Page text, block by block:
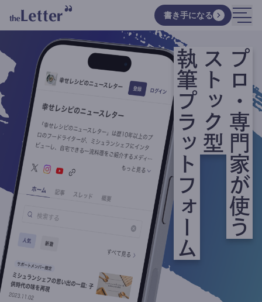
書き手になる
プロ・専門家が使う
ストック型
執筆プラットフォーム